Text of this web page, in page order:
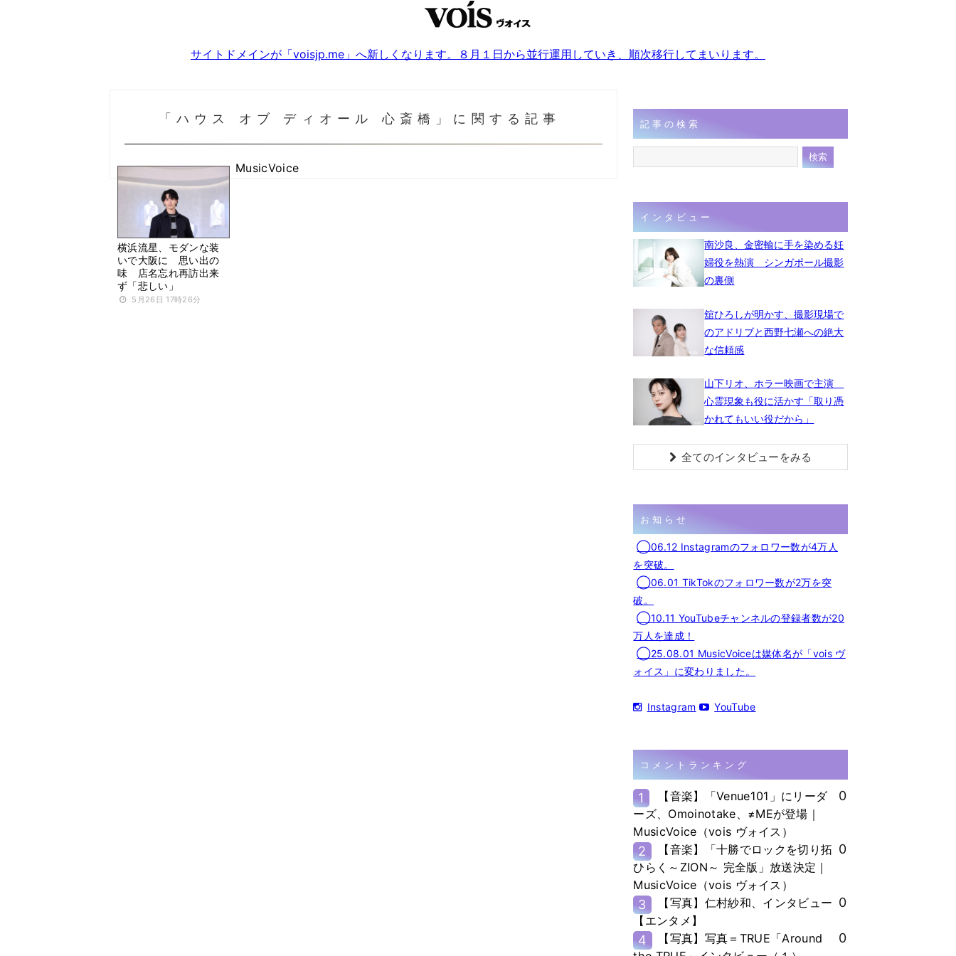
サイトドメインが「voisjp.me」へ新しくなります。８月１日から並行運用していき、順次移行してまいります。
「ハウス オブ ディオール 心斎橋」に関する記事
横浜流星、モダンな装
いで大阪に 思い出の
味 店名忘れ再訪出来
ず「悲しい」
5月26日 17時26分
MusicVoice
記事の検索
インタビュー
南沙良、金密輸に手を染める妊
婦役を熱演 シンガポール撮影
の裏側
舘ひろしが明かす、撮影現場で
のアドリブと西野七瀬への絶大
な信頼感
山下リオ、ホラー映画で主演
心霊現象も役に活かす「取り憑
かれてもいい役だから」
全てのインタビューをみる
お知らせ
◯06.12 Instagramのフォロワー数が4万人
を突破。
◯06.01 TikTokのフォロワー数が2万を突
破。
◯10.11 YouTubeチャンネルの登録者数が20
万人を達成！
◯25.08.01 MusicVoiceは媒体名が「vois ヴ
ォイス」に変わりました。
Instagram YouTube
コメントランキング
1
【音楽】「Venue101」にリーダ
ーズ、Omoinotake、≠MEが登場｜
MusicVoice（vois ヴォイス）
0
2
【音楽】「十勝でロックを切り拓
ひらく～ZION～ 完全版」放送決定｜
MusicVoice（vois ヴォイス）
0
3
【写真】仁村紗和、インタビュー
【エンタメ】
0
4
【写真】写真＝TRUE「Around
0